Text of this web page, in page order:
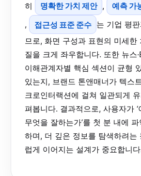
히
명확한 가치 제안 ,
예측 가
,
접근성 표준 준수 는 기업 평
므로, 화면 구성과 표현의 미세한
질을 크게 좌우합니다. 또한 뉴스
이해관계자별 핵심 섹션이 균형
있는지, 브랜드 톤앤매너가 텍스트
크로인터랙션에 걸쳐 일관되게
펴봅니다. 결과적으로, 사용자가
무엇을 잘하는가’를 첫 분 내에
하며, 더 깊은 정보를 탐색하려는
럽게 이어지는 설계가 중요합니